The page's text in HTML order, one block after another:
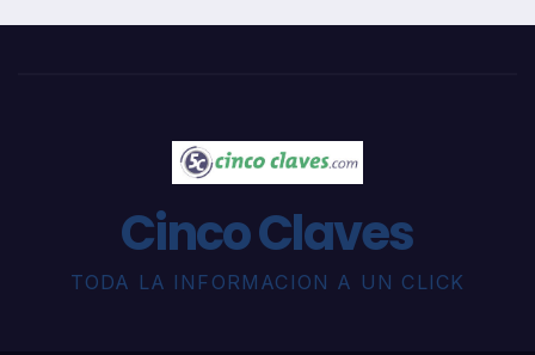
Cinco Claves
TODA LA INFORMACION A UN CLICK